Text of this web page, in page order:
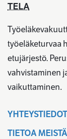
TELA
työeläketurvaa
etujärjestö.
vahvistaminen
vaikuttaminen.
YHTEYSTIEDOT
TIETOA MEISTÄ